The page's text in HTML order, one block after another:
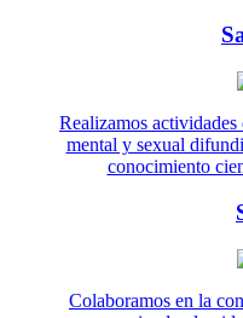
Realizamos
mental y sexual
conocimiento
Colaboramos en la